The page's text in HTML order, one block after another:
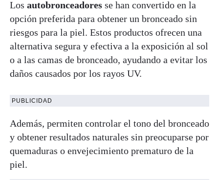
Los autobronceadores se han convertido en la
opción preferida para obtener un bronceado sin
riesgos para la piel. Estos productos ofrecen una
alternativa segura y efectiva a la exposición al sol
o a las camas de bronceado, ayudando a evitar los
daños causados por los rayos UV.
PUBLICIDAD
Además, permiten controlar el tono del bronceado
y obtener resultados naturales sin preocuparse por
quemaduras o envejecimiento prematuro de la
piel.